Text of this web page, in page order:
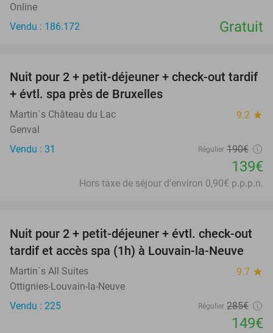
Online
Vendu : 186.172
Gratuit
27%
Nuit pour 2 + petit-déjeuner + check-out tardif
+ évtl. spa près de Bruxelles
Martin´s Château du Lac 9.2 star
Genval
Vendu : 31
Régulier 190€
139€
Hors taxe de séjour d'environ 0,90€ p.p.p.n.
48%
Nuit pour 2 + petit-déjeuner + évtl. check-out
tardif et accès spa (1h) à Louvain-la-Neuve
Martin´s All Suites 9.7 star
Ottignies-Louvain-la-Neuve
Vendu : 225
Régulier 285€
149€